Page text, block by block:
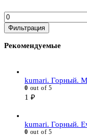
Минимальная
цена
Фильтрация
Рекомендуемые
kumari. Горный.
0 out of 5
1 ₽
kumari. Горный.
0 out of 5